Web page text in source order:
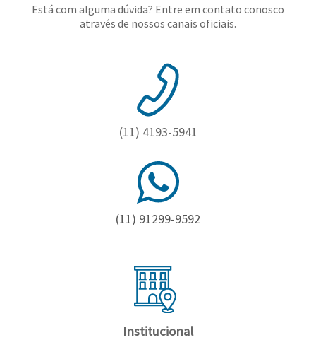
Está com alguma dúvida? Entre em contato conosco
através de nossos canais oficiais.
(11) 4193-5941
(11) 91299-9592
Institucional